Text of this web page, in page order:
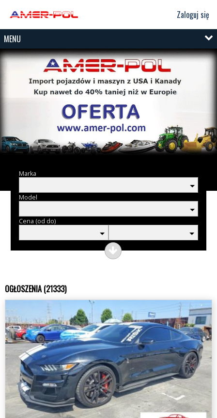
Zaloguj się
MENU
Marka
Model
Cena (od do)
OGŁOSZENIA (21333)